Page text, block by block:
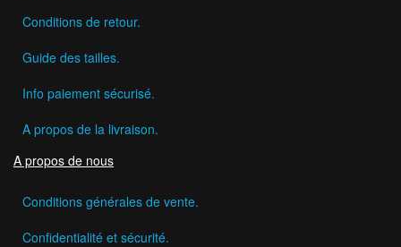
Conditions de retour.
Guide des tailles.
Info paiement sécurisé.
A propos de la livraison.
A propos de nous
Conditions générales de vente.
Confidentialité et sécurité.